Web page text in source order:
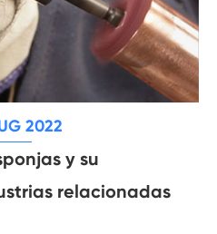
2022
y su
relacionadas